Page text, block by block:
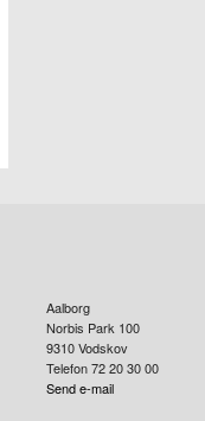
Aalborg
Norbis Park 100
9310 Vodskov
Telefon 72 20 30 00
Send e-mail